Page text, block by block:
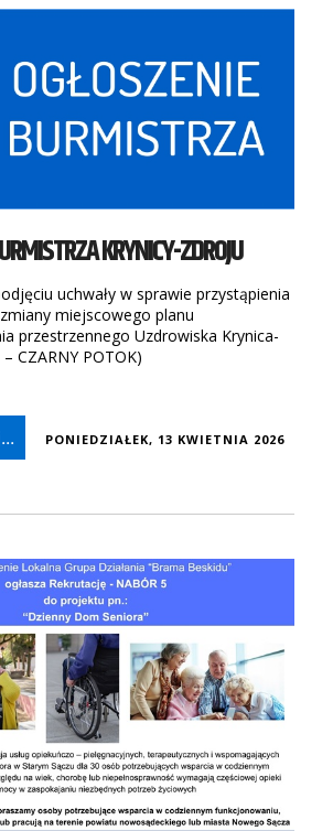
KRYNICY-ZDROJU
uchwały w sprawie przystąpienia
miejscowego planu
przestrzennego Uzdrowiska Krynica-
CZARNY POTOK)
PONIEDZIAŁEK, 13 KWIETNIA 2026